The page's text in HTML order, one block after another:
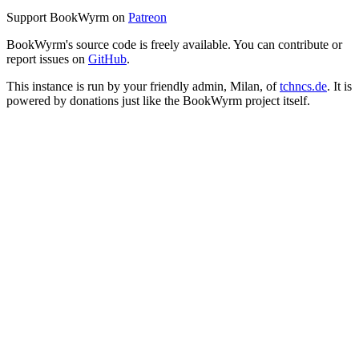
Support BookWyrm on Patreon
BookWyrm's source code is freely available. You can contribute or
report issues on GitHub.
This instance is run by your friendly admin, Milan, oftchncs.de. It is
powered by donations just like the BookWyrm project itself.